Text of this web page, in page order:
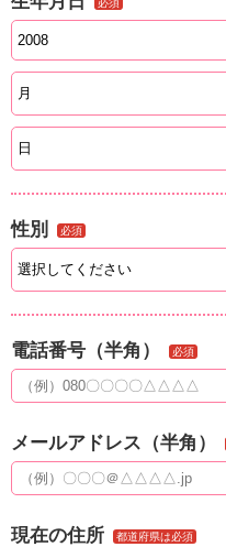
性別 必須
電話番号（半角） 必須
メールアドレス（半角）
現在の住所 都道府県は必須